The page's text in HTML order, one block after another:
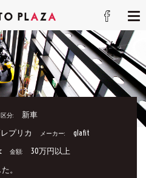
区分: 新車
プリカ メーカー: glafit
金額: 30万円以上
。